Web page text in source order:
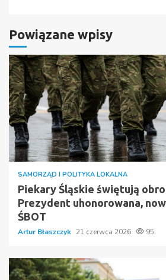
Powiązane wpisy
SAMORZĄD I POLITYKA LOKALNA
Piekary Śląskie świętują
Prezydent uhonorowana,
ŚBOT
Artur Błaszczyk 21 czerwca 2026 95